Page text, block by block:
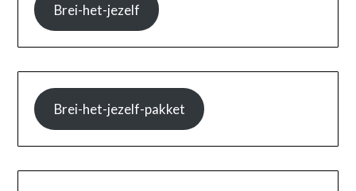
Brei-het-jezelf
Brei-het-jezelf-pakket